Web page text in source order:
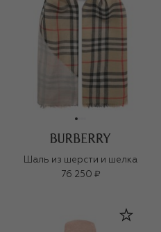
Шаль из шерсти и шелка
76 250 ₽